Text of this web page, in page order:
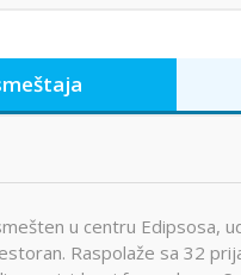
u centru Edipsosa,
Raspolaže sa 32